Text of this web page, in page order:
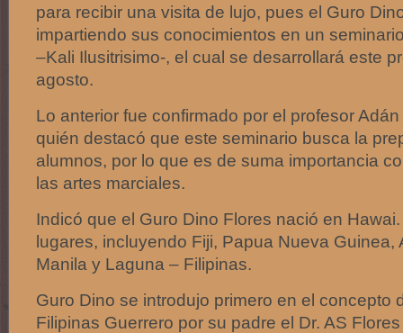
para recibir una visita de lujo, pues el Guro
impartiendo sus conocimientos en un
–Kali Ilusitrisimo-, el cual se desarrollará este
agosto.
Lo anterior fue confirmado por el profesor
quién destacó que este seminario busca la
alumnos, por lo que es de suma importancia
las artes marciales.
Indicó que el Guro Dino Flores nació en
lugares, incluyendo Fiji, Papua Nueva Guinea,
Manila y Laguna – Filipinas.
Guro Dino se introdujo primero en el concepto
Filipinas Guerrero por su padre el Dr. AS